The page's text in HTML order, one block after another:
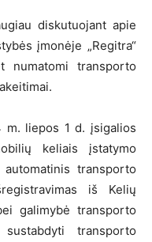
diskutuojant apie
įmonėje „Regitra“
numatomi transporto
m. liepos 1 d. įsigalios
keliais įstatymo
transporto
iš Kelių
galimybė transporto
transporto